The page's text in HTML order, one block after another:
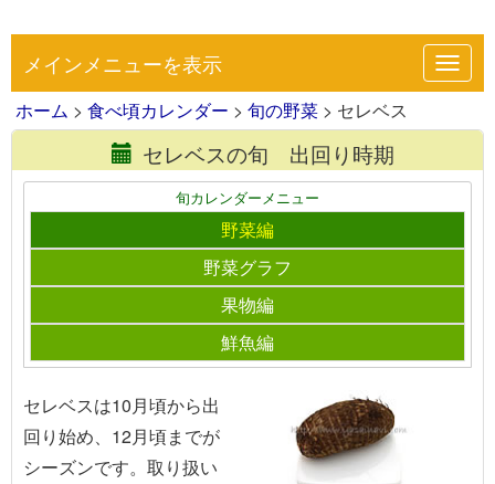
メインメニューを表示
ホーム > 食べ頃カレンダー > 旬の野菜 > セレベス
セレベスの旬 出回り時期
旬カレンダーメニュー
野菜編
野菜グラフ
果物編
鮮魚編
セレベスは10月頃から出
回り始め、12月頃までが
シーズンです。取り扱い